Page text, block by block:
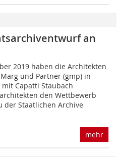
an
2019 haben die Architekten
und Partner (gmp) in
Capatti Staubach
den Wettbewerb
der Staatlichen Archive
mehr